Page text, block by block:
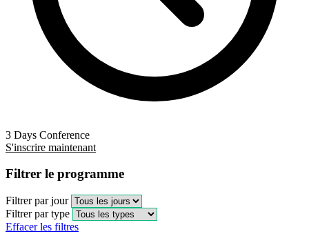
3 Days Conference
S'inscrire maintenant
Filtrer le programme
Filtrer par jour
Filtrer par type
Effacer les filtres